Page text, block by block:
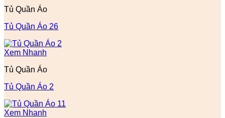
Tủ Quần Áo
Tủ Quần Áo 26
Xem Nhanh
Tủ Quần Áo
Tủ Quần Áo 2
Xem Nhanh